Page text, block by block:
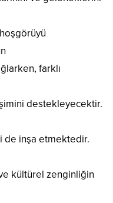
farklı
destekleyecektir.
de inşa etmektedir.
kültürel zenginliğin